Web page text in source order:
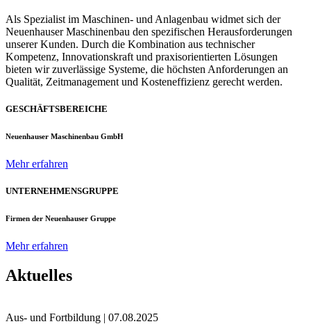
Als Spezialist im Maschinen- und Anlagenbau widmet sich der
Neuenhauser Maschinenbau den spezifischen Herausforderungen
unserer Kunden. Durch die Kombination aus technischer
Kompetenz, Innovationskraft und praxisorientierten Lösungen
bieten wir zuverlässige Systeme, die höchsten Anforderungen an
Qualität, Zeitmanagement und Kosteneffizienz gerecht werden.
GESCHÄFTSBEREICHE
Neuenhauser Maschinenbau GmbH
Mehr erfahren
UNTERNEHMENSGRUPPE
Firmen der Neuenhauser Gruppe
Mehr erfahren
Aktuelles
Aus- und Fortbildung | 07.08.2025